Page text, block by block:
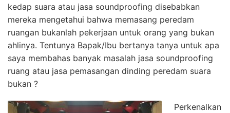
kedap suara atau jasa soundproofing disebabkan
mereka mengetahui bahwa memasang peredam
ruangan bukanlah pekerjaan untuk orang yang bukan
ahlinya. Tentunya Bapak/Ibu bertanya tanya untuk apa
saya membahas banyak masalah jasa soundproofing
ruang atau jasa pemasangan dinding peredam suara
bukan ?
Perkenalkan